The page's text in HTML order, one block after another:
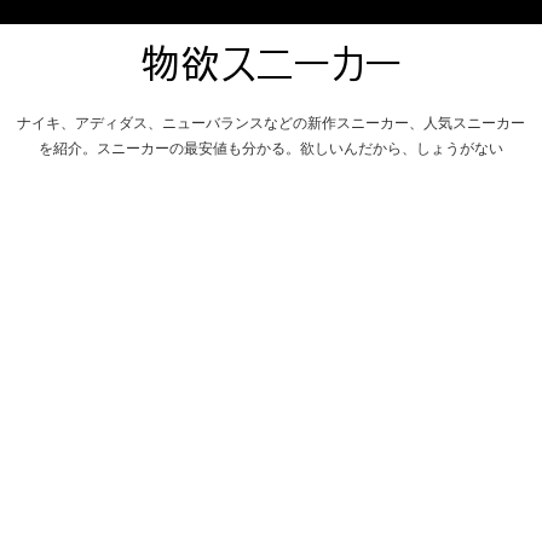
ナイキ、アディダス、ニューバランスなどの新作スニーカー、人気スニーカー
を紹介。スニーカーの最安値も分かる。欲しいんだから、しょうがない